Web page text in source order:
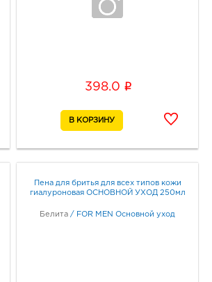
398.0 i
Пена для бритья для всех типов кожи
гиалуроновая ОСНОВНОЙ УХОД 250мл
Белита / FOR MEN Основной уход